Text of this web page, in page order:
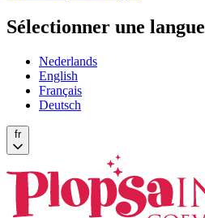
Sélectionner une langue
Nederlands
English
Français
Deutsch
fr